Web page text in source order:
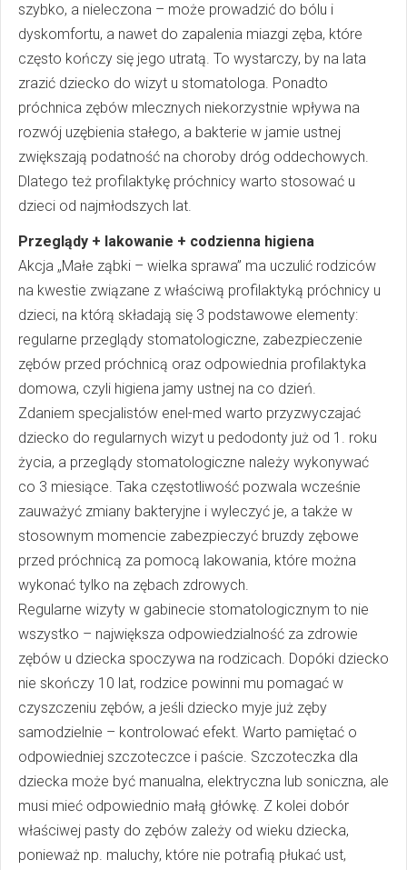
szybko, a nieleczona – może prowadzić do bólu i
dyskomfortu, a nawet do zapalenia miazgi zęba, które
często kończy się jego utratą. To wystarczy, by na lata
zrazić dziecko do wizyt u stomatologa. Ponadto
próchnica zębów mlecznych niekorzystnie wpływa na
rozwój uzębienia stałego, a bakterie w jamie ustnej
zwiększają podatność na choroby dróg oddechowych.
Dlatego też profilaktykę próchnicy warto stosować u
dzieci od najmłodszych lat.
Przeglądy + lakowanie + codzienna higiena
Akcja „Małe ząbki – wielka sprawa” ma uczulić rodziców
na kwestie związane z właściwą profilaktyką próchnicy u
dzieci, na którą składają się 3 podstawowe elementy:
regularne przeglądy stomatologiczne, zabezpieczenie
zębów przed próchnicą oraz odpowiednia profilaktyka
domowa, czyli higiena jamy ustnej na co dzień.
Zdaniem specjalistów enel-med warto przyzwyczajać
dziecko do regularnych wizyt u pedodonty już od 1. roku
życia, a przeglądy stomatologiczne należy wykonywać
co 3 miesiące. Taka częstotliwość pozwala wcześnie
zauważyć zmiany bakteryjne i wyleczyć je, a także w
stosownym momencie zabezpieczyć bruzdy zębowe
przed próchnicą za pomocą lakowania, które można
wykonać tylko na zębach zdrowych.
Regularne wizyty w gabinecie stomatologicznym to nie
wszystko – największa odpowiedzialność za zdrowie
zębów u dziecka spoczywa na rodzicach. Dopóki dziecko
nie skończy 10 lat, rodzice powinni mu pomagać w
czyszczeniu zębów, a jeśli dziecko myje już zęby
samodzielnie – kontrolować efekt. Warto pamiętać o
odpowiedniej szczoteczce i paście. Szczoteczka dla
dziecka może być manualna, elektryczna lub soniczna, ale
musi mieć odpowiednio małą główkę. Z kolei dobór
właściwej pasty do zębów zależy od wieku dziecka,
ponieważ np. maluchy, które nie potrafią płukać ust,